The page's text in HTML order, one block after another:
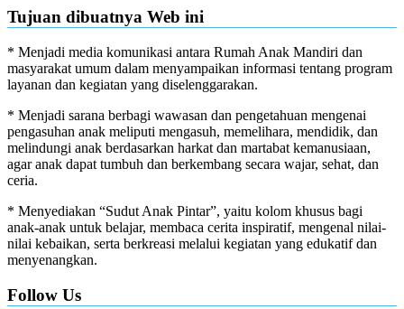
Tujuan dibuatnya Web ini
* Menjadi media komunikasi antara Rumah Anak Mandiri dan
masyarakat umum dalam menyampaikan informasi tentang program
layanan dan kegiatan yang diselenggarakan.
* Menjadi sarana berbagi wawasan dan pengetahuan mengenai
pengasuhan anak meliputi mengasuh, memelihara, mendidik, dan
melindungi anak berdasarkan harkat dan martabat kemanusiaan,
agar anak dapat tumbuh dan berkembang secara wajar, sehat, dan
ceria.
* Menyediakan “Sudut Anak Pintar”, yaitu kolom khusus bagi
anak-anak untuk belajar, membaca cerita inspiratif, mengenal nilai-
nilai kebaikan, serta berkreasi melalui kegiatan yang edukatif dan
menyenangkan.
Follow Us